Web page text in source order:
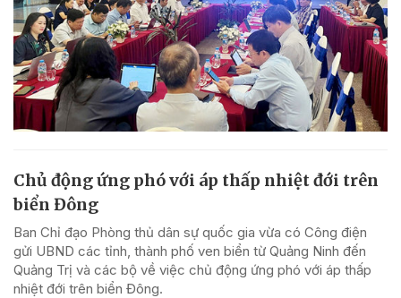
Chủ động ứng phó với áp thấp nhiệt đới trên
biển Đông
Ban Chỉ đạo Phòng thủ dân sự quốc gia vừa có Công điện
gửi UBND các tỉnh, thành phố ven biển từ Quảng Ninh đến
Quảng Trị và các bộ về việc chủ động ứng phó với áp thấp
nhiệt đới trên biển Đông.